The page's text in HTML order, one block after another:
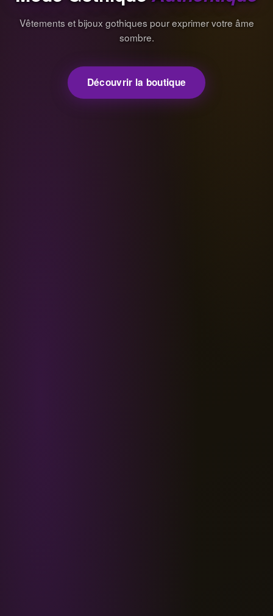
Vêtements et bijoux gothiques pour exprimer votre âme
sombre.
Découvrir la boutique